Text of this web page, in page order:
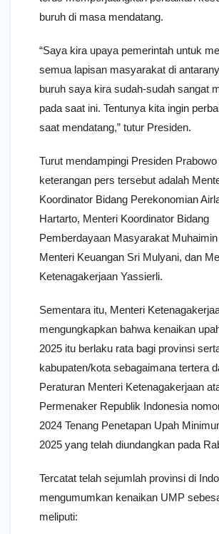
buruh di masa mendatang.
“Saya kira upaya pemerintah untuk
semua lapisan masyarakat di
buruh saya kira sudah-sudah sangat
pada saat ini. Tentunya kita ingin
saat mendatang,” tutur Presiden.
Turut mendampingi Presiden Prabowo
keterangan pers tersebut adalah
Koordinator Bidang Perekonomian
Hartarto, Menteri Koordinator Bidang
Pemberdayaan Masyarakat
Menteri Keuangan Sri Mulyani, dan
Ketenagakerjaan Yassierli.
Sementara itu, Menteri
mengungkapkan bahwa kenaikan
2025 itu berlaku rata bagi provinsi
kabupaten/kota sebagaimana tertera
Peraturan Menteri Ketenagakerjaan
Permenaker Republik Indonesia
2024 Tenang Penetapan Upah
2025 yang telah diundangkan pada
Tercatat telah sejumlah provinsi di
mengumumkan kenaikan UMP
meliputi: